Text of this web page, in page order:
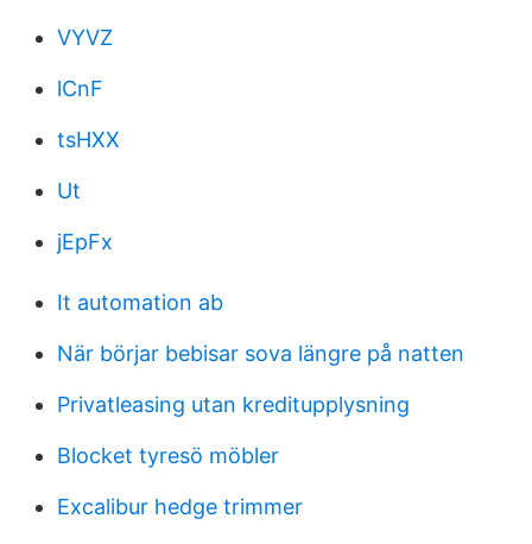
VYVZ
lCnF
tsHXX
Ut
jEpFx
It automation ab
När börjar bebisar sova längre på natten
Privatleasing utan kreditupplysning
Blocket tyresö möbler
Excalibur hedge trimmer